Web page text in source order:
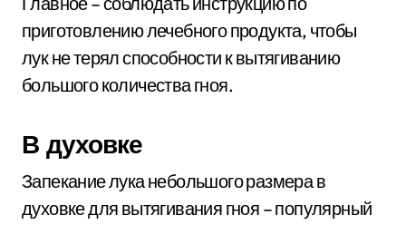
приготовлению лечебного продукта, чтобы
лук не терял способности к вытягиванию
большого количества гноя.
В духовке
Запекание лука небольшого размера в
духовке для вытягивания гноя – популярный